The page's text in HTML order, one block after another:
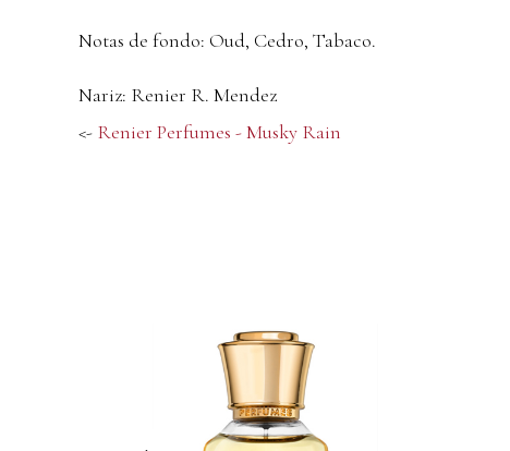
Notas de fondo: Oud, Cedro, Tabaco.
Nariz: Renier R. Mendez
<- Renier Perfumes - Musky Rain